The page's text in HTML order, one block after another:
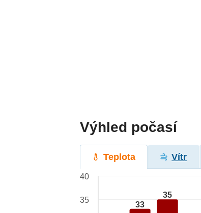
Výhled počasí
Teplota Vítr
33
35
40
35